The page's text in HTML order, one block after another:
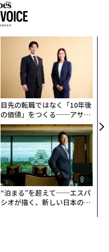
目先の転職ではなく「10年後
の価値」をつくる──アサイ
ンの長期伴走型支援とは
“泊まる”を超えて──エスパ
シオが描く、新しい日本のラ